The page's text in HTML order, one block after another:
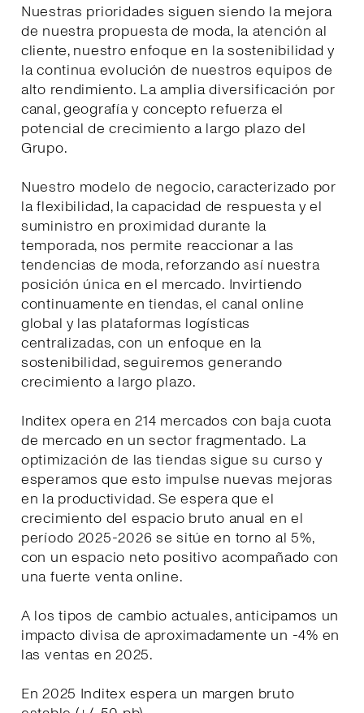
Nuestras prioridades siguen siendo la mejora
de nuestra propuesta de moda, la atención al
cliente, nuestro enfoque en la sostenibilidad y
la continua evolución de nuestros equipos de
alto rendimiento. La amplia diversificación por
canal, geografía y concepto refuerza el
potencial de crecimiento a largo plazo del
Grupo.
Nuestro modelo de negocio, caracterizado por
la flexibilidad, la capacidad de respuesta y el
suministro en proximidad durante la
temporada, nos permite reaccionar a las
tendencias de moda, reforzando así nuestra
posición única en el mercado. Invirtiendo
continuamente en tiendas, el canal online
global y las plataformas logísticas
centralizadas, con un enfoque en la
sostenibilidad, seguiremos generando
crecimiento a largo plazo.
Inditex opera en 214 mercados con baja cuota
de mercado en un sector fragmentado. La
optimización de las tiendas sigue su curso y
esperamos que esto impulse nuevas mejoras
en la productividad. Se espera que el
crecimiento del espacio bruto anual en el
período 2025-2026 se sitúe en torno al 5%,
con un espacio neto positivo acompañado con
una fuerte venta online.
A los tipos de cambio actuales, anticipamos un
impacto divisa de aproximadamente un -4% en
las ventas en 2025.
En 2025 Inditex espera un margen bruto